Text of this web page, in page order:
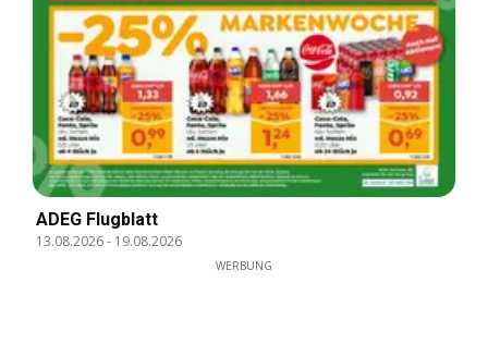
ADEG Flugblatt
13.08.2026- 19.08.2026
WERBUNG